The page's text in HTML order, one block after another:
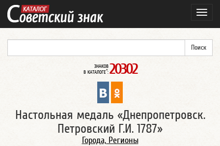
ЗНАКОВ
В КАТАЛОГЕ*: 20302
Настольная медаль «Днепропетровск.
Петровский Г.И. 1787»
Города, Регионы